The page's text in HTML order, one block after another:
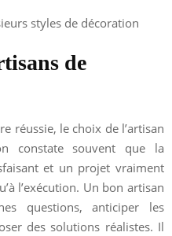
styles de décoration
de
réussie, le choix de l’artisan
constate souvent que la
et un projet vraiment
l’exécution. Un bon artisan
questions, anticiper les
des solutions réalistes. Il